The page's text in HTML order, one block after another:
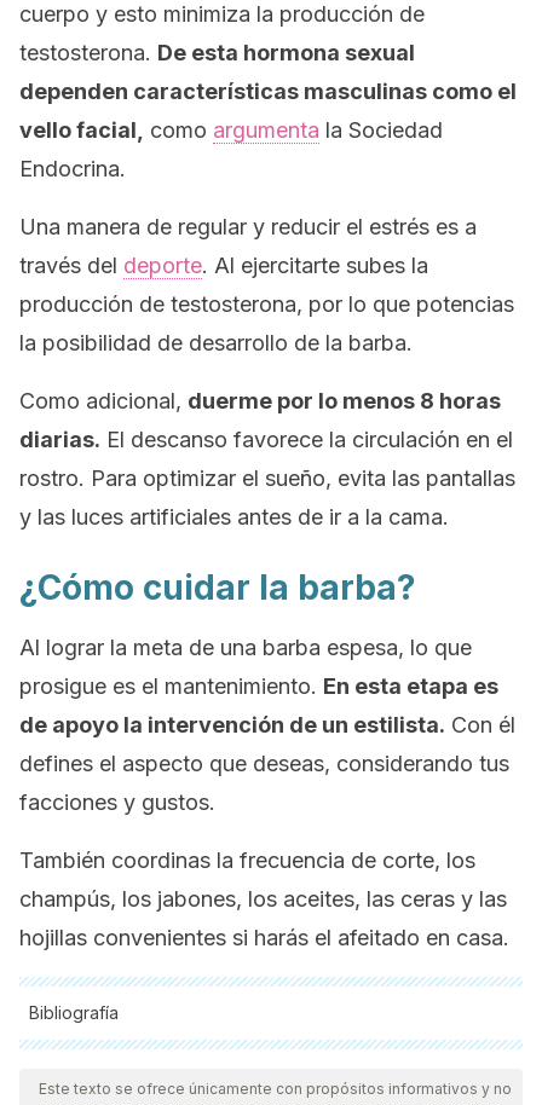
cuerpo y esto minimiza la producción de
testosterona. De esta hormona sexual
dependen características masculinas como el
vello facial,
como argumenta la Sociedad
Endocrina.
Una manera de regular y reducir el estrés es a
través del deporte. Al ejercitarte subes la
producción de testosterona, por lo que potencias
la posibilidad de desarrollo de la barba.
Como adicional, duerme por lo menos 8 horas
diarias. El descanso favorece la circulación en el
rostro. Para optimizar el sueño, evita las pantallas
y las luces artificiales antes de ir a la cama.
¿Cómo cuidar la barba?
Al lograr la meta de una barba espesa, lo que
prosigue es el mantenimiento. En esta etapa es
de apoyo la intervención de un estilista. Con él
defines el aspecto que deseas, considerando tus
facciones y gustos.
También coordinas la frecuencia de corte, los
champús, los jabones, los aceites, las ceras y las
hojillas convenientes si harás el afeitado en casa.
Bibliografía
Todas las fuentes citadas fueron revisadas a profundidad por
nuestro equipo, para asegurar su calidad, confiabilidad,
Este texto se ofrece únicamente con propósitos informativos y no